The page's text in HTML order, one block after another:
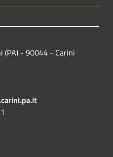
(PA) - 90044 - Carini